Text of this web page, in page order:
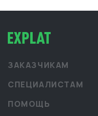
ЗАКАЗЧИКАМ
СПЕЦИАЛИСТАМ
ПОМОЩЬ